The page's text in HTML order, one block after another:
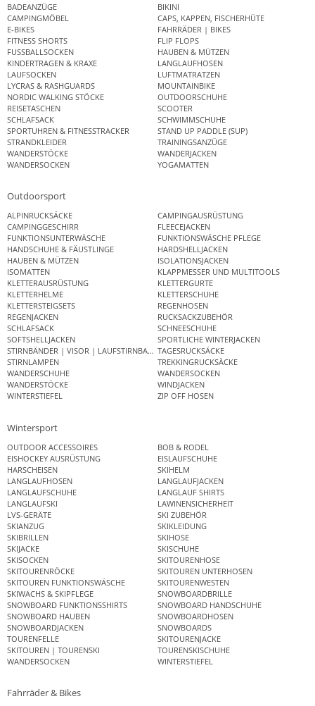
BADEANZÜGE
BIKINI
CAMPINGMÖBEL
CAPS, KAPPEN, FISCHERHÜTE
E-BIKES
FAHRRÄDER | BIKES
FITNESS SHORTS
FLIP FLOPS
FUSSBALLSOCKEN
HAUBEN & MÜTZEN
KINDERTRAGEN & KRAXE
LANGLAUFHOSEN
LAUFSOCKEN
LUFTMATRATZEN
LYCRAS & RASHGUARDS
MOUNTAINBIKE
NORDIC WALKING STÖCKE
OUTDOORSCHUHE
REISETASCHEN
SCOOTER
SCHLAFSACK
SCHWIMMSCHUHE
SPORTUHREN & FITNESSTRACKER
STAND UP PADDLE (SUP)
STRANDKLEIDER
TRAININGSANZÜGE
WANDERSTÖCKE
WANDERJACKEN
WANDERSOCKEN
YOGAMATTEN
Outdoorsport
ALPINRUCKSÄCKE
CAMPINGAUSRÜSTUNG
CAMPINGGESCHIRR
FLEECEJACKEN
FUNKTIONSUNTERWÄSCHE
FUNKTIONSWÄSCHE PFLEGE
HANDSCHUHE & FÄUSTLINGE
HARDSHELLJACKEN
HAUBEN & MÜTZEN
ISOLATIONSJACKEN
ISOMATTEN
KLAPPMESSER UND MULTITOOLS
KLETTERAUSRÜSTUNG
KLETTERGURTE
KLETTERHELME
KLETTERSCHUHE
KLETTERSTEIGSETS
REGENHOSEN
REGENJACKEN
RUCKSACKZUBEHÖR
SCHLAFSACK
SCHNEESCHUHE
SOFTSHELLJACKEN
SPORTLICHE WINTERJACKEN
STIRNBÄNDER | VISOR | LAUFSTIRNBANDTAGESRUCKSÄCKE
STIRNLAMPEN
TREKKINGRUCKSÄCKE
WANDERSCHUHE
WANDERSOCKEN
WANDERSTÖCKE
WINDJACKEN
WINTERSTIEFEL
ZIP OFF HOSEN
Wintersport
OUTDOOR ACCESSOIRES
BOB & RODEL
EISHOCKEY AUSRÜSTUNG
EISLAUFSCHUHE
HARSCHEISEN
SKIHELM
LANGLAUFHOSEN
LANGLAUFJACKEN
LANGLAUFSCHUHE
LANGLAUF SHIRTS
LANGLAUFSKI
LAWINENSICHERHEIT
LVS-GERÄTE
SKI ZUBEHÖR
SKIANZUG
SKIKLEIDUNG
SKIBRILLEN
SKIHOSE
SKIJACKE
SKISCHUHE
SKISOCKEN
SKITOURENHOSE
SKITOURENRÖCKE
SKITOUREN UNTERHOSEN
SKITOUREN FUNKTIONSWÄSCHE
SKITOURENWESTEN
SKIWACHS & SKIPFLEGE
SNOWBOARDBRILLE
SNOWBOARD FUNKTIONSSHIRTS
SNOWBOARD HANDSCHUHE
SNOWBOARD HAUBEN
SNOWBOARDHOSEN
SNOWBOARDJACKEN
SNOWBOARDS
TOURENFELLE
SKITOURENJACKE
SKITOUREN | TOURENSKI
TOURENSKISCHUHE
WANDERSOCKEN
WINTERSTIEFEL
Fahrräder & Bikes